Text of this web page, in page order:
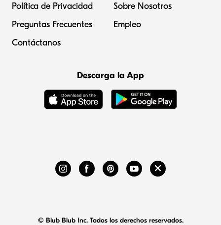
Política de Privacidad
Preguntas Frecuentes
Contáctanos
Sobre Nosotros
Empleo
Descarga la App
© Blub Blub Inc. Todos los derechos reservados.